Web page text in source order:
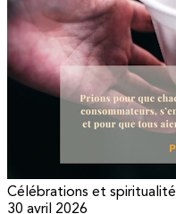
Célébrations et spiritualité
30 avril 2026